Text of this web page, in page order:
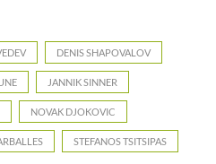
DENIS SHAPOVALOV
JANNIK SINNER
NOVAK DJOKOVIC
STEFANOS TSITSIPAS